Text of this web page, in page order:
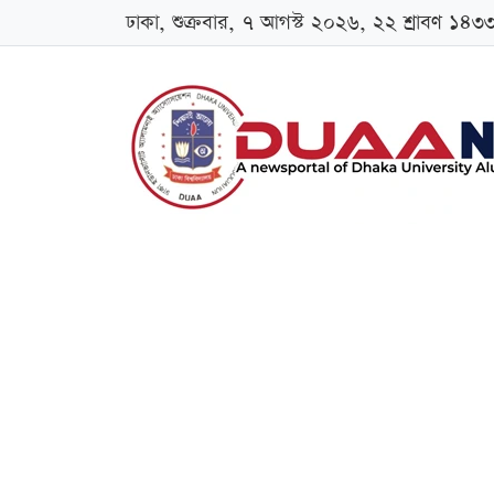
ঢাকা, শুক্রবার, ৭ আগস্ট ২০২৬, ২২ শ্রাবণ